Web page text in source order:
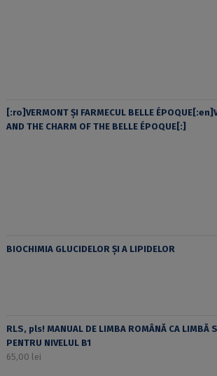
[:ro]VERMONT ȘI FARMECUL BELLE
AND THE CHARM OF THE BELLE ÉPOQUE[:]
BIOCHIMIA GLUCIDELOR ȘI A LIPIDELOR
RLS, pls! MANUAL DE LIMBA ROMÂNĂ CA LIMBĂ
PENTRU NIVELUL B1
65,00 lei